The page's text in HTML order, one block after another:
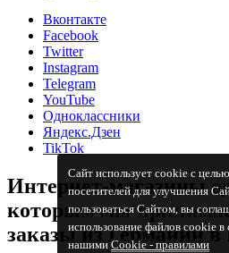
Сайт использует cookie с
посетителей для улучшения
пользоваться Сайтом, вы
использование файлов cookie в
нашимиCookiе - правилами
Вконтакте
Facebook
Twitter
Instagram
Telegram
YouTube
Одноклассники
Яндекс.Дзен
TikTok
Интернет-магазины
которым мы
заказы из Германии в